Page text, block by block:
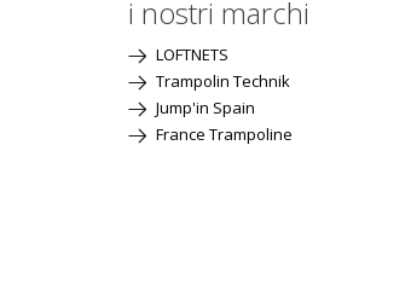
i nostri marchi
LOFTNETS
Trampolin Technik
Jump'in Spain
France Trampoline